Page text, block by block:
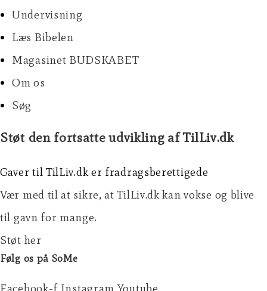
Undervisning
Læs Bibelen
Magasinet BUDSKABET
Om os
Søg
Støt den fortsatte udvikling af TilLiv.dk
Gaver til TilLiv.dk er fradragsberettigede
Vær med til at sikre, at TilLiv.dk kan vokse og blive
til gavn for mange.
Støt her
Følg os på SoMe
Facebook-f Instagram Youtube